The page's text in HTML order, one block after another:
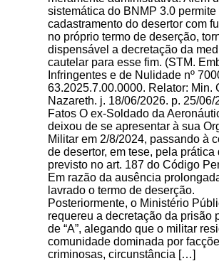
sistemática do BNMP 3.0 permite
cadastramento do desertor com
no próprio termo de deserção,
dispensável a decretação da
cautelar para esse fim. (STM.
Infringentes e de Nulidade nº
63.2025.7.00.0000. Relator: Min.
Nazareth. j. 18/06/2026. p. 25/06/
Fatos O ex-Soldado da
deixou de se apresentar à sua
Militar em 2/8/2024, passando à
de desertor, em tese, pela prática
previsto no art. 187 do Código
Em razão da ausência
lavrado o termo de deserção.
Posteriormente, o Ministério
requereu a decretação da prisão
de “A”, alegando que o militar
comunidade dominada por
criminosas, circunstância […]